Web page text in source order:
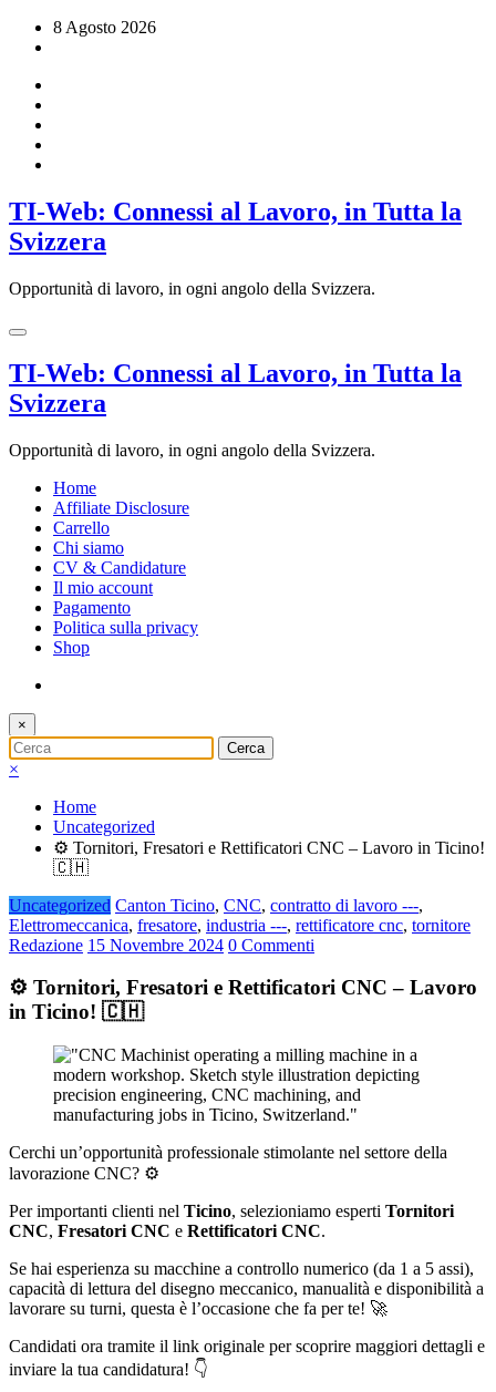
8 Agosto 2026
TI-Web: Connessi al Lavoro, in Tutta la
Svizzera
Opportunità di lavoro, in ogni angolo della Svizzera.
TI-Web: Connessi al Lavoro, in Tutta la
Svizzera
Opportunità di lavoro, in ogni angolo della Svizzera.
Home
Affiliate Disclosure
Carrello
Chi siamo
CV & Candidature
Il mio account
Pagamento
Politica sulla privacy
Shop
×
×
Home
Uncategorized
⚙️ Tornitori, Fresatori e Rettificatori CNC – Lavoro in Ticino!
🇨🇭
Uncategorized Canton Ticino, CNC, contratto di lavoro ---,
Elettromeccanica, fresatore, industria ---, rettificatore cnc, tornitore
Redazione 15 Novembre 2024 0 Commenti
⚙️ Tornitori, Fresatori e Rettificatori CNC – Lavoro
in Ticino! 🇨🇭
Cerchi un’opportunità professionale stimolante nel settore della
lavorazione CNC? ⚙️
Per importanti clienti nel Ticino, selezioniamo esperti Tornitori
CNC, Fresatori CNC e Rettificatori CNC.
Se hai esperienza su macchine a controllo numerico (da 1 a 5 assi),
capacità di lettura del disegno meccanico, manualità e disponibilità a
lavorare su turni, questa è l’occasione che fa per te! 🚀
Candidati ora tramite il link originale per scoprire maggiori dettagli e
inviare la tua candidatura! 👇